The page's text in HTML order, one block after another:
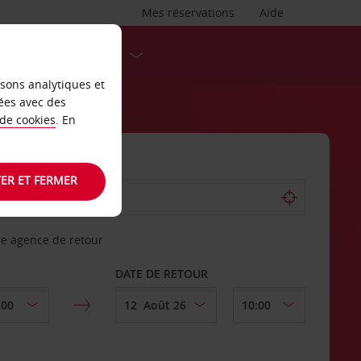
Aide
Mes réservations
agence de retour
DATE DE RETOUR
analytiques et
avec des
cookies. En
ET FERMER